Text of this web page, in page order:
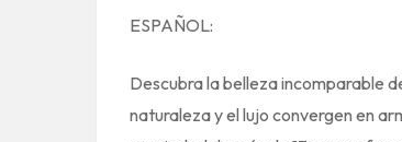
ESPAÑOL:
Descubra la belleza incomparable
naturaleza y el lujo convergen en